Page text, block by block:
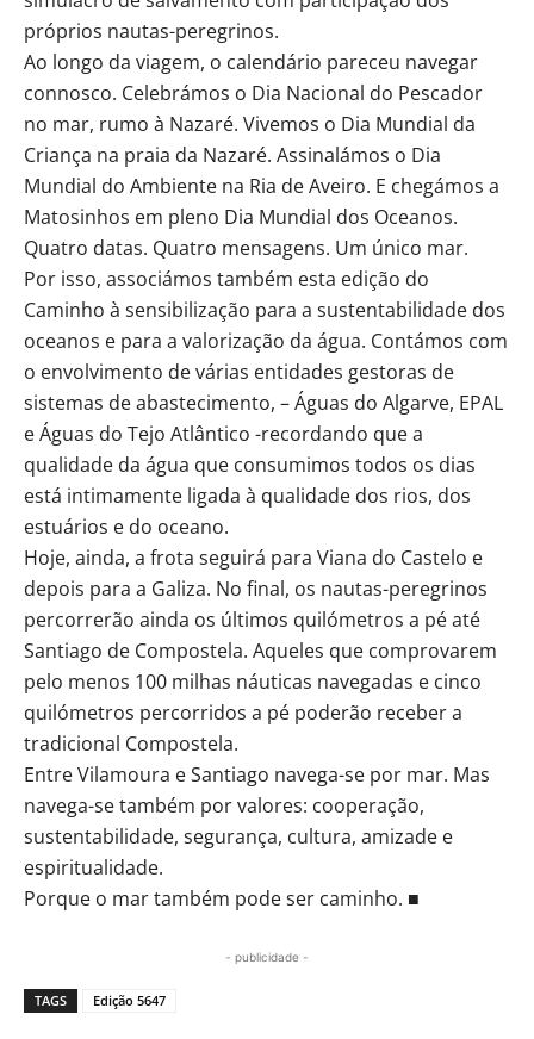
próprios nautas-peregrinos.
Ao longo da viagem, o calendário pareceu navegar
connosco. Celebrámos o Dia Nacional do Pescador
no mar, rumo à Nazaré. Vivemos o Dia Mundial da
Criança na praia da Nazaré. Assinalámos o Dia
Mundial do Ambiente na Ria de Aveiro. E chegámos a
Matosinhos em pleno Dia Mundial dos Oceanos.
Quatro datas. Quatro mensagens. Um único mar.
Por isso, associámos também esta edição do
Caminho à sensibilização para a sustentabilidade dos
oceanos e para a valorização da água. Contámos com
o envolvimento de várias entidades gestoras de
sistemas de abastecimento, – Águas do Algarve, EPAL
e Águas do Tejo Atlântico -recordando que a
qualidade da água que consumimos todos os dias
está intimamente ligada à qualidade dos rios, dos
estuários e do oceano.
Hoje, ainda, a frota seguirá para Viana do Castelo e
depois para a Galiza. No final, os nautas-peregrinos
percorrerão ainda os últimos quilómetros a pé até
Santiago de Compostela. Aqueles que comprovarem
pelo menos 100 milhas náuticas navegadas e cinco
quilómetros percorridos a pé poderão receber a
tradicional Compostela.
Entre Vilamoura e Santiago navega-se por mar. Mas
navega-se também por valores: cooperação,
sustentabilidade, segurança, cultura, amizade e
espiritualidade.
Porque o mar também pode ser caminho. ■
- publicidade -
TAGS Edição 5647